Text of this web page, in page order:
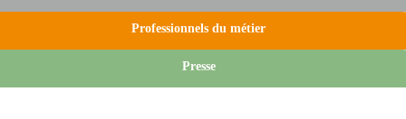
Professionnels du métier
Presse